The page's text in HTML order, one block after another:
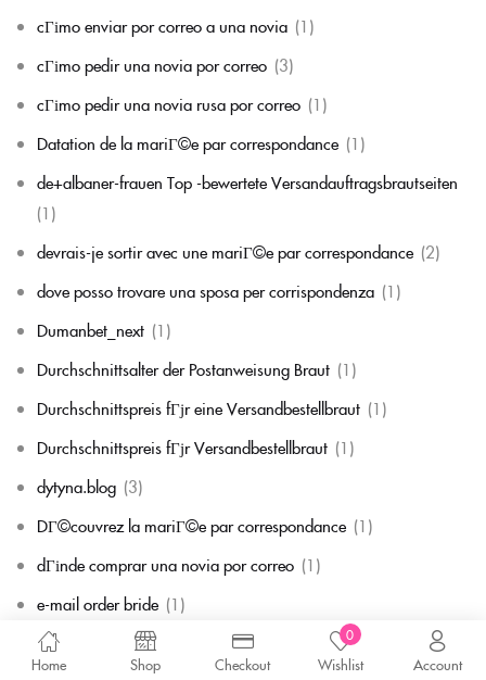
Home Shop Checkout
0
Wishlist Account
cГіmo enviar por correo a una novia (1)
cГіmo pedir una novia por correo (3)
cГіmo pedir una novia rusa por correo (1)
Datation de la mariГ©e par correspondance (1)
de+albaner-frauen Top -bewertete Versandauftragsbrautseiten
(1)
devrais-je sortir avec une mariГ©e par correspondance (2)
dove posso trovare una sposa per corrispondenza (1)
Dumanbet_next (1)
Durchschnittsalter der Postanweisung Braut (1)
Durchschnittspreis fГјr eine Versandbestellbraut (1)
Durchschnittspreis fГјr Versandbestellbraut (1)
dytyna.blog (3)
DГ©couvrez la mariГ©e par correspondance (1)
dГіnde comprar una novia por correo (1)
e-mail order bride (1)
easb